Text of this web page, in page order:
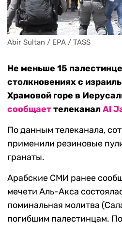
Abir Sultan / EPA / TASS
Не меньше 15
столкновениях с
Храмовой горе в
сообщаеттелеканалAl
По данным телеканала,
применили резиновые
гранаты.
Арабские СМИ ранее
мечети Аль-Акса
поминальная молитва
погибшим палестинцам.